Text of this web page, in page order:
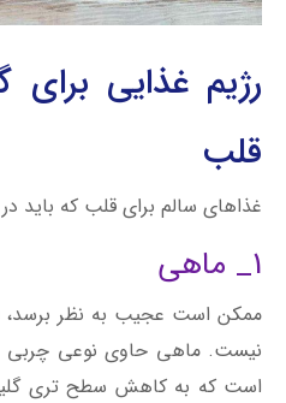
رژیم غذایی
قلب
غذاهای سالم برای قلب که باید
1_ ماهی
ممکن است عجیب به نظر برسد،
است که به کاهش سطح تری